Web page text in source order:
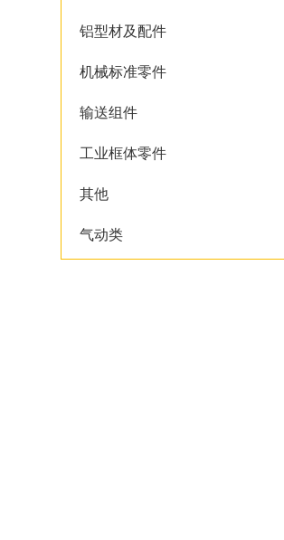
铝型材及配件
机械标准零件
输送组件
工业框体零件
其他
气动类